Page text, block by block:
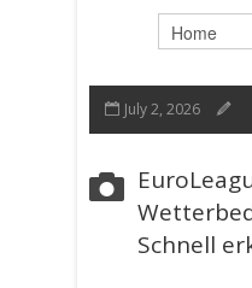
July 2, 2026
Schnell